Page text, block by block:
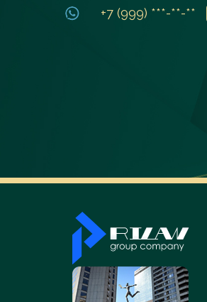
+7 (999) ***-**-**